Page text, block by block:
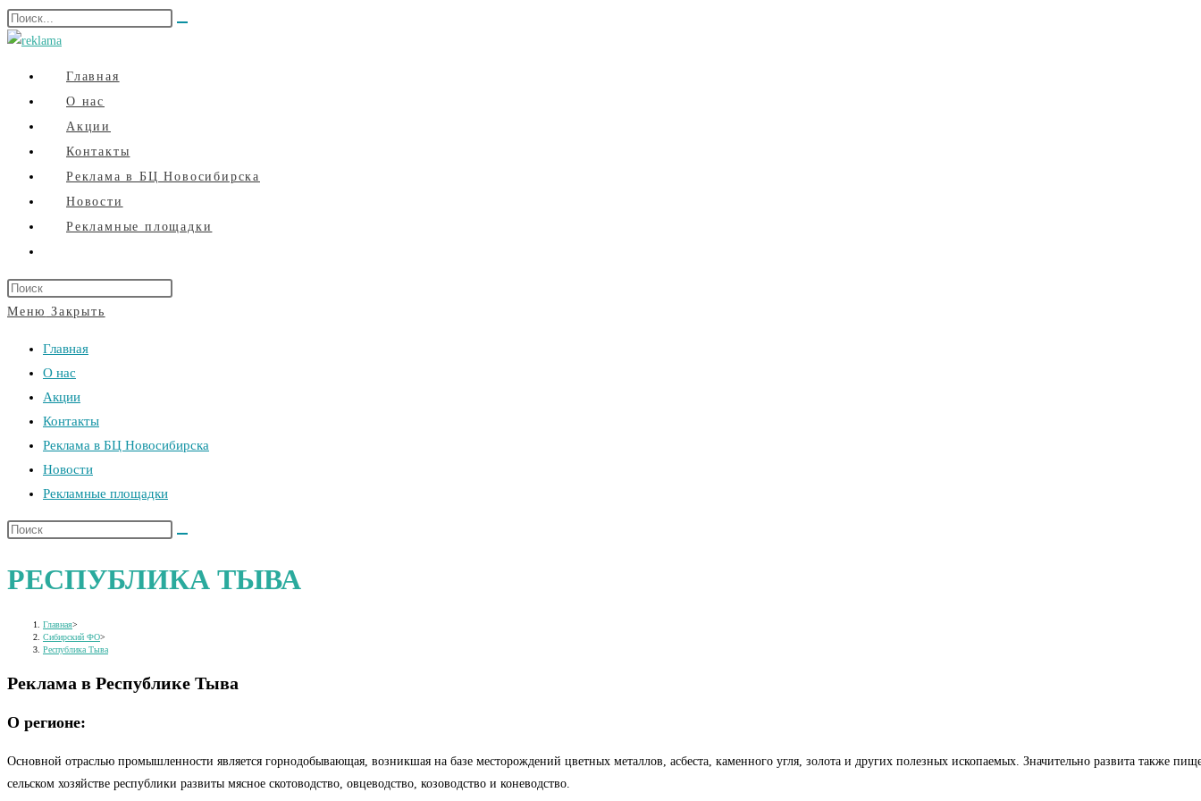
Перейти
к
Поиск
на
Главная
О нас
Акции
Контакты
Реклама в БЦ Новосибирска
Новости
Рекламные площадки
поиск
по
сайту
Меню Закрыть
Главная
О нас
Акции
Контакты
Реклама в БЦ Новосибирска
Новости
Рекламные площадки
Поиск
сайте
РЕСПУБЛИКА ТЫВА
Главная>
Сибирский ФО>
Республика Тыва
Реклама в Республике Тыва
О регионе:
Основной отраслью промышленности является горнодобывающая, возникшая на базе месторождений цветных металлов, асбеста, каменного угля, золота и других полезных ископаемых. Значительно развита также
сельском хозяйстве республики развиты мясное скотоводство, овцеводство, козоводство и коневодство.